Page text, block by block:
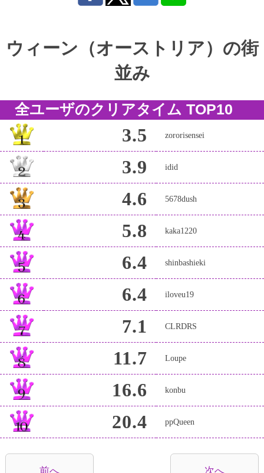
ウィーン（オーストリア）の街
並み
全ユーザのクリアタイム TOP10
3.5 zororisensei
3.9 idid
4.6 5678dush
5.8 kaka1220
6.4 shinbashieki
6.4 iloveu19
7.1 CLRDRS
11.7 Loupe
16.6 konbu
20.4 ppQueen